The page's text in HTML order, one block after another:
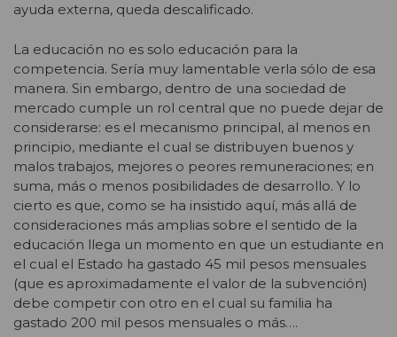
ayuda externa, queda descalificado.
La educación no es solo educación para la
competencia. Sería muy lamentable verla sólo de esa
manera. Sin embargo, dentro de una sociedad de
mercado cumple un rol central que no puede dejar de
considerarse: es el mecanismo principal, al menos en
principio, mediante el cual se distribuyen buenos y
malos trabajos, mejores o peores remuneraciones; en
suma, más o menos posibilidades de desarrollo. Y lo
cierto es que, como se ha insistido aquí, más allá de
consideraciones más amplias sobre el sentido de la
educación llega un momento en que un estudiante en
el cual el Estado ha gastado 45 mil pesos mensuales
(que es aproximadamente el valor de la subvención)
debe competir con otro en el cual su familia ha
gastado 200 mil pesos mensuales o más….